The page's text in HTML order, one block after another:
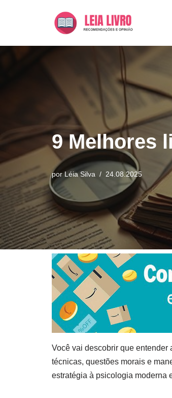
9 Melhores
porLéia Silva 24.08.2025
Você vai descobrir que entender
técnicas, questões morais e
estratégia à psicologia moderna